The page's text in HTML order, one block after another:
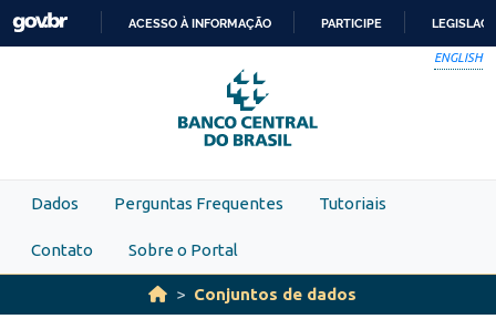
Skip to main content
PARA
O
CONTEÚDO
ACESSO À INFORMAÇÃO PARTICIPE
ENGLISH
Dados Perguntas Frequentes Tutoriais
Contato Sobre o Portal
Conjuntos de dados